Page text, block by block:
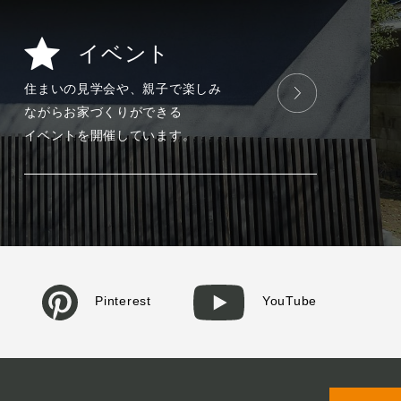
イベント
住まいの見学会や、親子で楽しみ
ながらお家づくりができる
イベントを開催しています。
Pinterest YouTube